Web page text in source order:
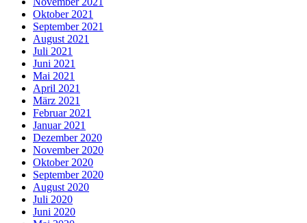
Oktober 2021
September 2021
August 2021
Juli 2021
Juni 2021
Mai 2021
April 2021
März 2021
Februar 2021
Januar 2021
Dezember 2020
November 2020
Oktober 2020
September 2020
August 2020
Juli 2020
Juni 2020